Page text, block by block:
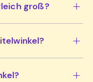
groß?